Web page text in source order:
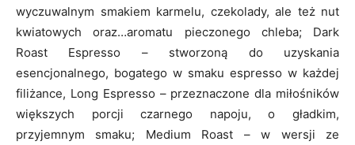
wyczuwalnym smakiem karmelu, czekolady, ale też nut
kwiatowych oraz…aromatu pieczonego chleba; Dark
Roast Espresso – stworzoną do uzyskania
esencjonalnego, bogatego w smaku espresso w każdej
filiżance, Long Espresso – przeznaczone dla miłośników
większych porcji czarnego napoju, o gładkim,
przyjemnym smaku; Medium Roast – w wersji ze